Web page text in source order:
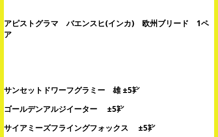
アピストグラマ バエンスヒ(インカ) 欧州ブリード 1ペ
ア
サンセットドワーフグラミー 雄 ±5㌢
ゴールデンアルジイーター ±5㌢
サイアミーズフライングフォックス ±5㌢